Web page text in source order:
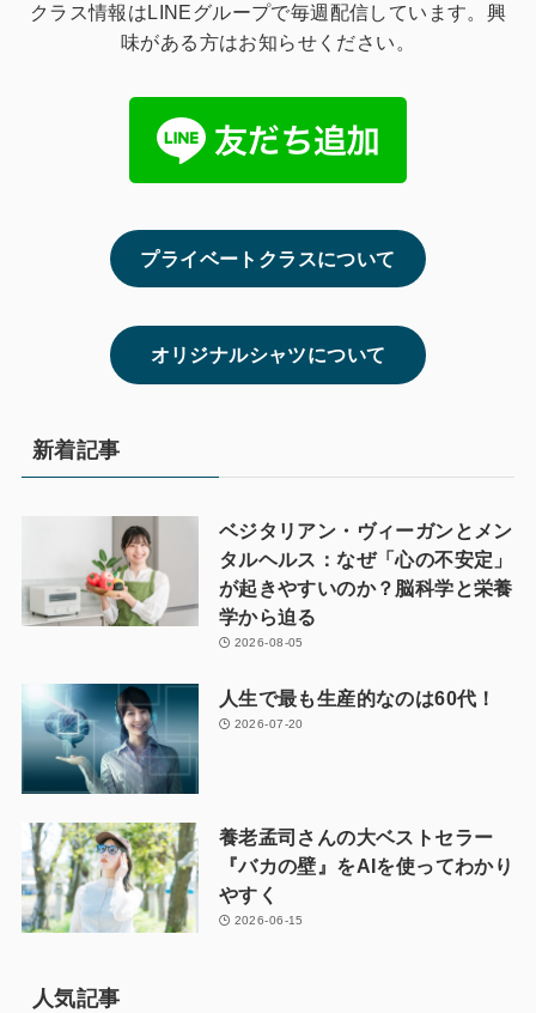
クラス情報はLINEグループで毎週配信しています。興
味がある方はお知らせください。
プライベートクラスについて
オリジナルシャツについて
新着記事
ベジタリアン・ヴィーガンとメン
タルヘルス：なぜ「心の不安定」
が起きやすいのか？脳科学と栄養
学から迫る
2026-08-05
人生で最も生産的なのは60代！
2026-07-20
養老孟司さんの大ベストセラー
『バカの壁』をAIを使ってわかり
やすく
2026-06-15
人気記事